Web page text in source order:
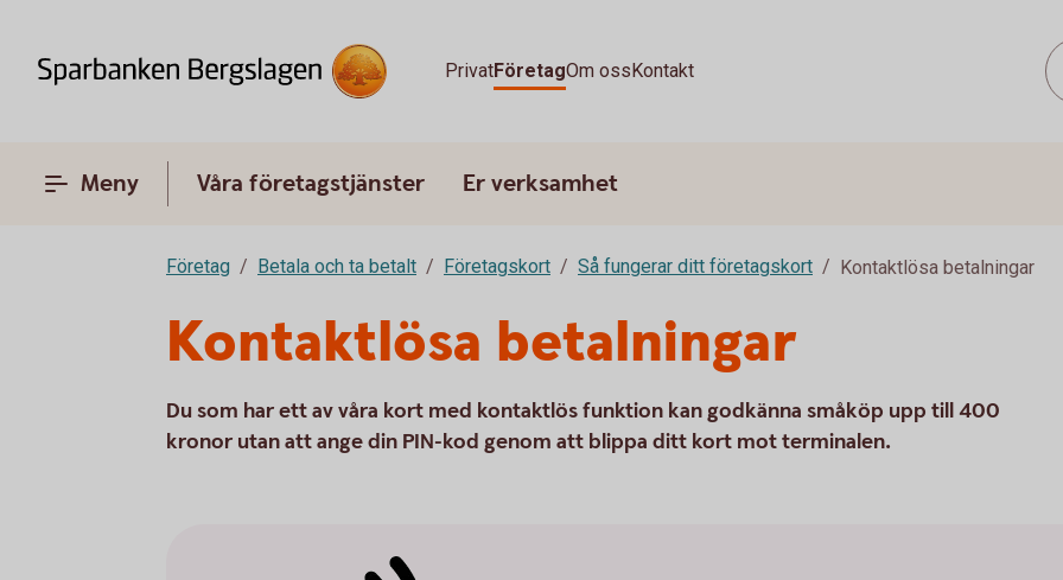
PrivatFöretagOm ossKontakt
Meny Våra företagstjänster Er verksamhet
Företag Betala och ta betalt Företagskort Så fungerar ditt företagskort Kontaktlösa betalningar
Kontaktlösa betalningar
Du som har ett av våra kort med kontaktlös funktion kan godkänna småköp upp till 400
kronor utan att ange din PIN-kod genom att blippa ditt kort mot terminalen.